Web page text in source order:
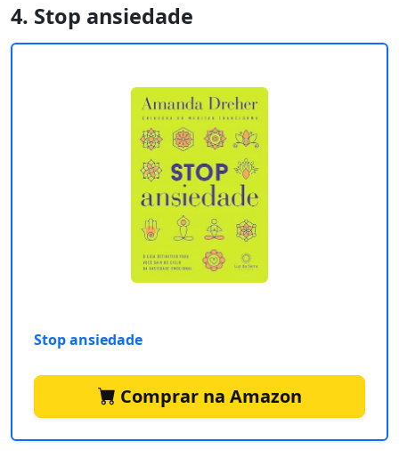
4. Stop ansiedade
Stop ansiedade
Comprar na Amazon